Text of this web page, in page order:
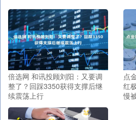
倍选网 和讯投顾刘阳：又要调
整了？回踩3350获得支撑后继
续震荡上行
点
红
慢